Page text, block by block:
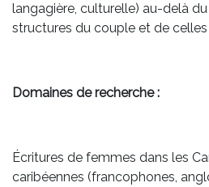
langagière, culturelle) au-delà
structures du couple et de
Domaines de recherche :
Écritures de femmes dans les
caribéennes (francophones,